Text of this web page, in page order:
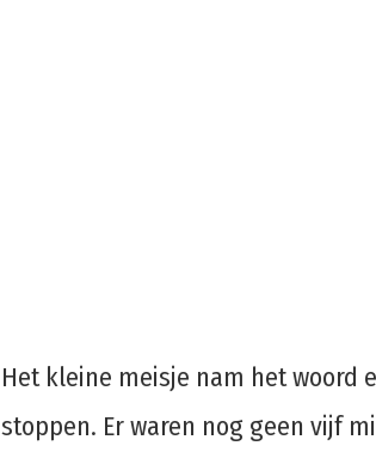
Het kleine meisje nam het woord
stoppen. Er waren nog geen vijf